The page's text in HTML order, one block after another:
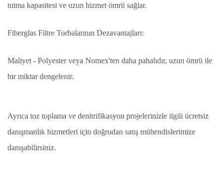
tutma kapasitesi ve uzun hizmet ömrü sağlar.
Fiberglas Filtre Torbalarının Dezavantajları:
Maliyet - Polyester veya Nomex'ten daha pahalıdır, uzun ömrü ile
bir miktar dengelenir.
Ayrıca toz toplama ve denitrifikasyon projelerinizle ilgili ücretsiz
danışmanlık hizmetleri için doğrudan satış mühendislerimize
danışabilirsiniz.